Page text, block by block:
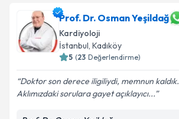
Prof. Dr. Osman Yeşildağ
Kardiyoloji
İstanbul, Kadıköy
5 (23 Değerlendirme)
Doktor son derece iligiliydi, memnun kaldık.
Aklımızdaki sorulara gayet açıklayıcı...